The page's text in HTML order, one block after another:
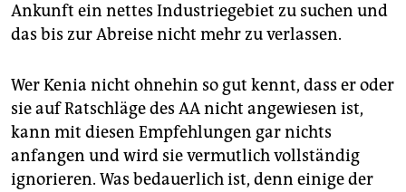
Ankunft ein nettes Industriegebiet zu suchen und
das bis zur Abreise nicht mehr zu verlassen.
Wer Kenia nicht ohnehin so gut kennt, dass er oder
sie auf Ratschläge des AA nicht angewiesen ist,
kann mit diesen Empfehlungen gar nichts
anfangen und wird sie vermutlich vollständig
ignorieren. Was bedauerlich ist, denn einige der